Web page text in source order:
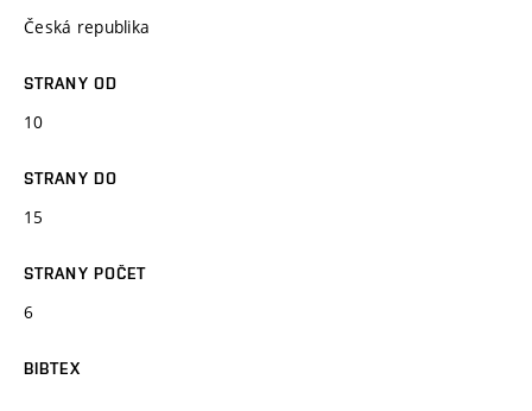
Česká republika
STRANY OD
10
STRANY DO
15
STRANY POČET
6
BIBTEX